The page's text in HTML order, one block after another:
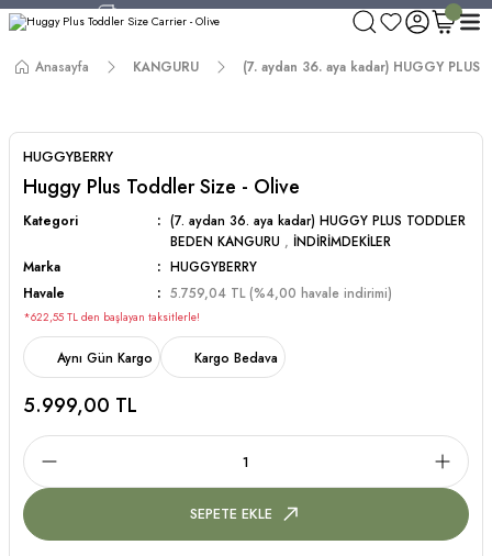
750 TL ve Üzeri Alışverişlerde Kargo Bedava!
Worldwide Shipping!
Anasayfa KANGURU (7. aydan 36. aya kadar) HUGGY PLUS
HUGGYBERRY
Huggy Plus Toddler Size - Olive
Kategori
(7. aydan 36. aya kadar) HUGGY PLUS TODDLER
BEDEN KANGURU , İNDİRİMDEKİLER
Marka
HUGGYBERRY
Havale
5.759,04 TL (%4,00 havale indirimi)
*622,55 TL den başlayan taksitlerle!
Aynı Gün Kargo Kargo Bedava
5.999,00 TL
SEPETE EKLE